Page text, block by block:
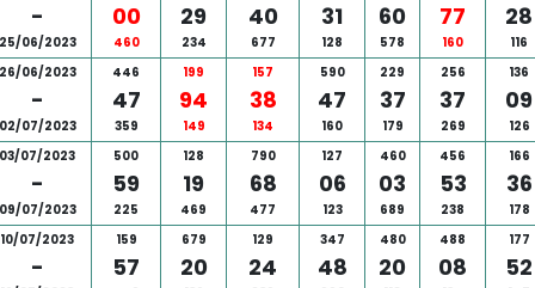
-
06/2023
00
460
29
234
40
677
31
128
60
578
77
160
28
116
06/2023
-
07/2023
446
47
359
199
94
149
157
38
134
590
47
160
229
37
179
256
37
269
136
09
126
03/07/2023
-
07/2023
500
59
225
128
19
469
790
68
477
127
06
123
460
03
689
456
53
238
166
36
178
10/07/2023
-
159
57
679
20
129
24
347
48
480
20
488
08
177
52